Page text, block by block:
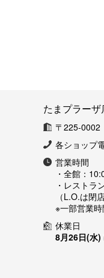
たまプラーザ
〒225-
各ショップ
営業時間
・全館：
・レストラ
（L.O.は閉
※一部営業
休業日
8月26日(水)